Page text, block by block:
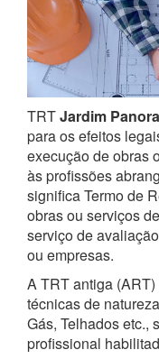
TRTJardim
para os efeitos
execução de obras
às profissões
significa Termo de
obras ou serviços
serviço de
ou empresas.
A TRT antiga
técnicas de
Gás, Telhados etc.,
profissional